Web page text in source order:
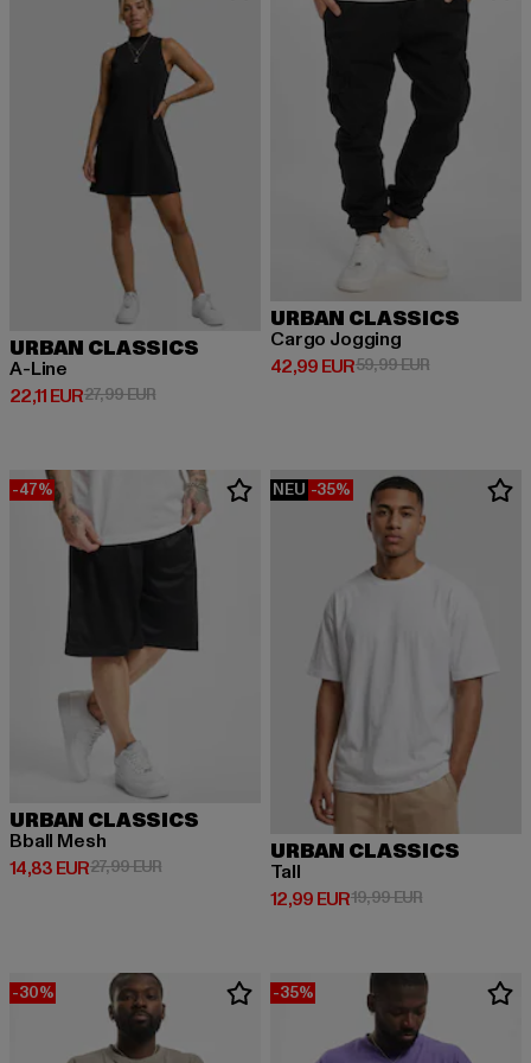
URBAN CLASSICS
A-Line
22,11 EUR
Derzeitiger Preis: 22,11 EUR
27,99 EURAktionspreis: 27,99 EUR
URBAN CLASSICS
Cargo Jogging
42,99 EUR
Derzeitiger Preis: 42,99 EUR
59,99 EURAktionspreis:
-47%
URBAN CLASSICS
Bball Mesh
14,83 EUR
Derzeitiger Preis: 14,83 EUR
27,99 EURAktionspreis: 27,99 EUR
NEU -35%
URBAN CLASSICS
Tall
12,99 EUR
Derzeitiger Preis: 12,99 EUR
19,99 EURAktionspreis:
-30% -35%